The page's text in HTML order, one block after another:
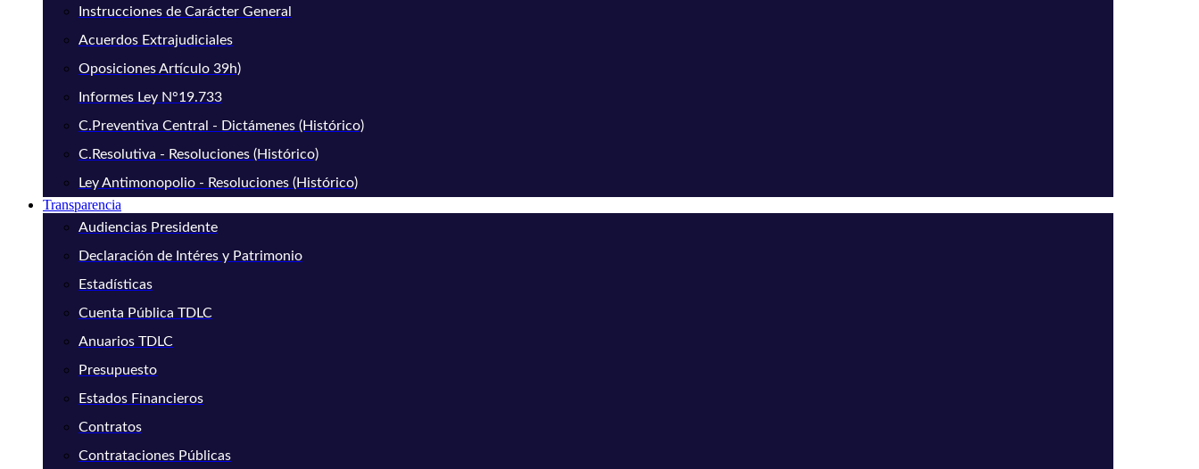
Instrucciones de Carácter General
Acuerdos Extrajudiciales
Oposiciones Artículo 39h)
Informes Ley N°19.733
C.Preventiva Central - Dictámenes (Histórico)
C.Resolutiva - Resoluciones (Histórico)
Ley Antimonopolio - Resoluciones (Histórico)
Transparencia
Audiencias Presidente
Declaración de Intéres y Patrimonio
Estadísticas
Cuenta Pública TDLC
Anuarios TDLC
Presupuesto
Estados Financieros
Contratos
Contrataciones Públicas